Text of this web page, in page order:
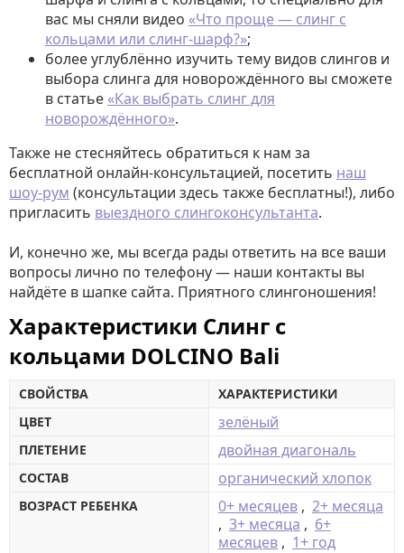
вас мы сняли видео «Что проще — слинг с
кольцами или слинг-шарф?»;
более углублённо изучить тему видов слингов и
выбора слинга для новорождённого вы сможете
в статье «Как выбрать слинг для
новорождённого».
Также не стесняйтесь обратиться к нам за
бесплатной онлайн-консультацией, посетить наш
шоу-рум (консультации здесь также бесплатны!), либо
пригласить выездного слингоконсультанта.
И, конечно же, мы всегда рады ответить на все ваши
вопросы лично по телефону — наши контакты вы
найдёте в шапке сайта. Приятного слингоношения!
Характеристики Слинг с
кольцами DOLCINO Bali
СВОЙСТВА
ХАРАКТЕРИСТИКИ
ЦВЕТ
зелёный
ПЛЕТЕНИЕ двойная диагональ
СОСТАВ органический хлопок
ВОЗРАСТ РЕБЕНКА 0+ месяцев , 2+ месяца
, 3+ месяца , 6+
месяцев , 1+ год